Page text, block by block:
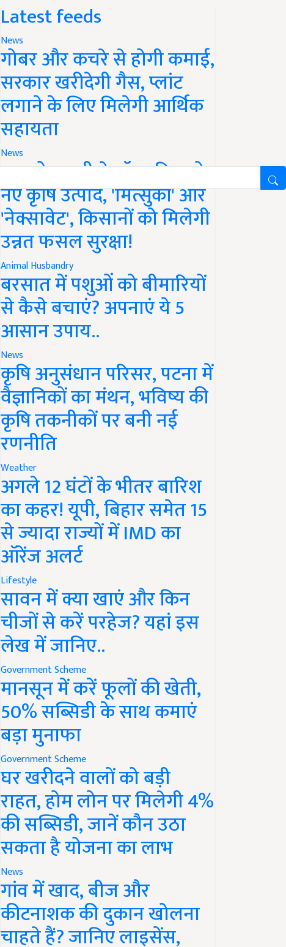
Latest feeds
News
गोबर और कचरे से होगी कमाई,
सरकार खरीदेगी गैस, प्लांट
लगाने के लिए मिलेगी आर्थिक
सहायता
News
इफको-एमसी ने लॉन्च किए दो
नए कृषि उत्पाद, 'मित्सुकी' और
'नेक्सावेट', किसानों को मिलेगी
उन्नत फसल सुरक्षा!
Animal Husbandry
बरसात में पशुओं को बीमारियों
से कैसे बचाएं? अपनाएं ये 5
आसान उपाय..
News
कृषि अनुसंधान परिसर, पटना में
वैज्ञानिकों का मंथन, भविष्य की
कृषि तकनीकों पर बनी नई
रणनीति
Weather
अगले 12 घंटों के भीतर बारिश
का कहर! यूपी, बिहार समेत 15
से ज्यादा राज्यों में IMD का
ऑरेंज अलर्ट
Lifestyle
सावन में क्या खाएं और किन
चीजों से करें परहेज? यहां इस
लेख में जानिए..
Government Scheme
मानसून में करें फूलों की खेती,
50% सब्सिडी के साथ कमाएं
बड़ा मुनाफा
Government Scheme
घर खरीदने वालों को बड़ी
राहत, होम लोन पर मिलेगी 4%
की सब्सिडी, जानें कौन उठा
सकता है योजना का लाभ
News
गांव में खाद, बीज और
कीटनाशक की दुकान खोलना
चाहते हैं? जानिए लाइसेंस,